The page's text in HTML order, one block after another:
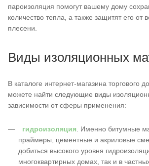
пароизоляция помогут вашему дому
количество тепла, а также защитят его от
плесени.
Виды изоляционных
В каталоге интернет-магазина торгового
можете найти следующие виды
зависимости от сферы применения:
гидроизоляция . Именно битумные
праймеры, цементные и акриловые
добиться высокого уровня
многоквартирных домах, так и в